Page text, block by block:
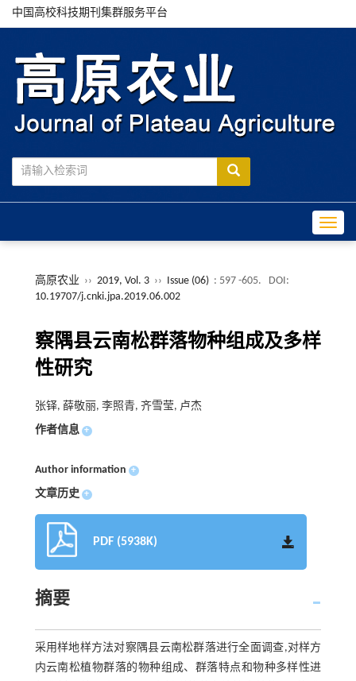
中国高校科技期刊集群服务平台
高原农业 ›› 2019, Vol. 3 ›› Issue (06) : 597 -605.
DOI:
10.19707/j.cnki.jpa.2019.06.002
察隅县云南松群落物种组成及多样
性研究
张铎, 薛敬丽, 李照青, 齐雪莹, 卢杰
作者信息 +
Author information +
文章历史 +
PDF (5938K)
摘要
采用样地样方法对察隅县云南松群落进行全面调查,对样方
内云南松植物群落的物种组成、群落特点和物种多样性进